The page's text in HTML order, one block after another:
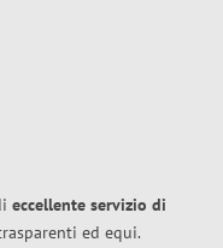
eccellente servizio di
ed equi.